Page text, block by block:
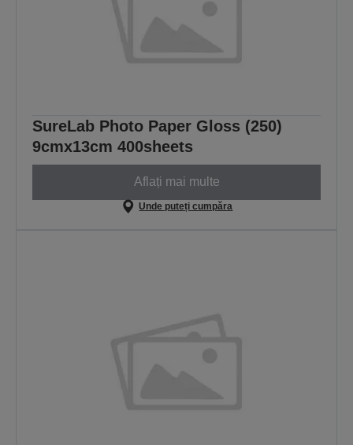
SureLab Photo Paper Gloss (250)
9cmx13cm 400sheets
Aflați mai multe
Unde puteți cumpăra